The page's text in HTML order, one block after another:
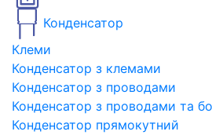
Конденсатор
Клеми
Конденсатор з клемами
Конденсатор з проводами
Конденсатор з проводами та
Конденсатор прямокутний